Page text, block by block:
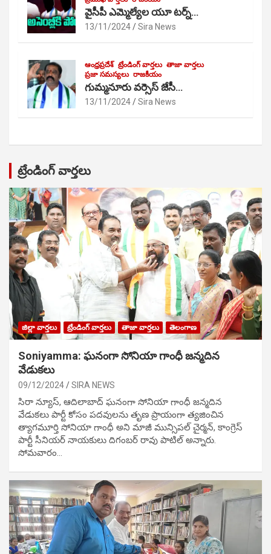
వైసీపీ ఎమ్మెల్యేల యూ టర్న్…
13/11/2024 Sira News
ఆంధ్రప్రదేశ్ ట్రేండింగ్ వార్తలు తాజా వార్తలు
ప్రజా సమస్యలు రాజకీయం
గుమ్మనూరు వర్సెస్ జేసీ…
13/11/2024 Sira News
ట్రేండింగ్ వార్తలు
జిల్లా వార్తలు ట్రేండింగ్ వార్తలు తాజా వార్తలు తెలంగాణ
Soniyamma: ఘ‌నంగా సోనియా గాంధీ జ‌న్మ‌దిన
వేడుక‌లు
09/12/2024 SIRA NEWS
సిరా న్యూస్, ఆదిలాబాద్ ఘ‌నంగా సోనియా గాంధీ జ‌న్మ‌దిన
వేడుక‌లు పార్టీ కోసం ప‌ద‌వుల‌ను తృణ ప్రాయంగా త్య‌జించిన
త్యాగమూర్తి సోనియా గాంధీ అని మాజీ మున్సిప‌ల్ చైర్మ‌న్, కాంగ్రెస్
పార్టీ సీనియ‌ర్ నాయ‌కులు దిగంబ‌ర్ రావు పాటిల్ అన్నారు.
సోమవారం…